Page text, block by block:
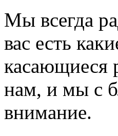
Мы всегда
вас есть
касающиеся
нам, и мы с
внимание.